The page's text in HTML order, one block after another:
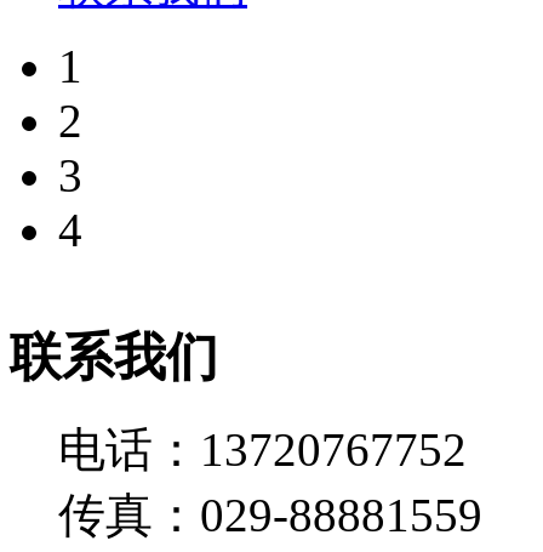
1
2
3
4
联系我们
电话：13720767752
传真：029-88881559